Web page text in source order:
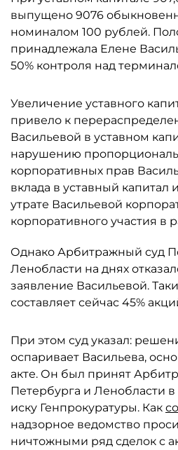
выпущено 9076
номиналом 100 рублей.
принадлежала Елене
50% контроля над
Увеличение уставного
привело к
Васильевой в уставном
нарушению
корпоративных прав
вклада в уставный
утрате Васильевой
корпоративного участия в
Однако Арбитражный суд
Ленобласти на днях
заявление Васильевой.
составляет сейчас 45%
При этом суд указал:
оспаривает Васильева,
акте. Он был принят
Петербурга и Ленобласти в
иску Генпрокуратуры. Как
надзорное ведомство
ничтожными ряд сделок с